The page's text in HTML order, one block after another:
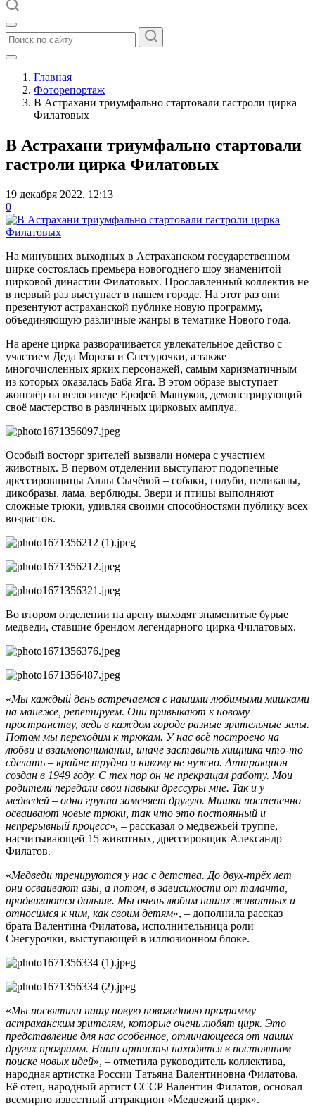
Главная
Фоторепортаж
В Астрахани триумфально стартовали гастроли цирка
Филатовых
В Астрахани триумфально стартовали
гастроли цирка Филатовых
19 декабря 2022, 12:13
0
На минувших выходных в Астраханском государственном
цирке состоялась премьера новогоднего шоу знаменитой
цирковой династии Филатовых. Прославленный коллектив не
в первый раз выступает в нашем городе. На этот раз они
презентуют астраханской публике новую программу,
объединяющую различные жанры в тематике Нового года.
На арене цирка разворачивается увлекательное действо с
участием Деда Мороза и Снегурочки, а также
многочисленных ярких персонажей, самым харизматичным
из которых оказалась Баба Яга. В этом образе выступает
жонглёр на велосипеде Ерофей Машуков, демонстрирующий
своё мастерство в различных цирковых амплуа.
Особый восторг зрителей вызвали номера с участием
животных. В первом отделении выступают подопечные
дрессировщицы Аллы Сычёвой – собаки, голуби, пеликаны,
дикобразы, лама, верблюды. Звери и птицы выполняют
сложные трюки, удивляя своими способностями публику всех
возрастов.
Во втором отделении на арену выходят знаменитые бурые
медведи, ставшие брендом легендарного цирка Филатовых.
«Мы каждый день встречаемся с нашими любимыми мишками
на манеже, репетируем. Они привыкают к новому
пространству, ведь в каждом городе разные зрительные залы.
Потом мы переходим к трюкам. У нас всё построено на
любви и взаимопонимании, иначе заставить хищника что-то
сделать – крайне трудно и никому не нужно. Аттракцион
создан в 1949 году. С тех пор он не прекращал работу. Мои
родители передали свои навыки дрессуры мне. Так и у
медведей – одна группа заменяет другую. Мишки постепенно
осваивают новые трюки, так что это постоянный и
непрерывный процесс», – рассказал о медвежьей труппе,
насчитывающей 15 животных, дрессировщик Александр
Филатов.
«Медведи тренируются у нас с детства. До двух-трёх лет
они осваивают азы, а потом, в зависимости от таланта,
продвигаются дальше. Мы очень любим наших животных и
относимся к ним, как своим детям», – дополнила рассказ
брата Валентина Филатова, исполнительница роли
Снегурочки, выступающей в иллюзионном блоке.
«Мы посвятили нашу новую новогоднюю программу
астраханским зрителям, которые очень любят цирк. Это
представление для нас особенное, отличающееся от наших
других программ. Наши артисты находятся в постоянном
поиске новых идей», – отметила руководитель коллектива,
народная артистка России Татьяна Валентиновна Филатова.
Её отец, народный артист СССР Валентин Филатов, основал
всемирно известный аттракцион «Медвежий цирк».